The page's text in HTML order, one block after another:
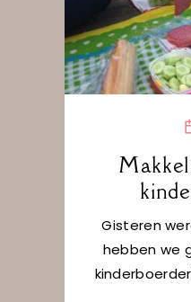
Gisteren
hebben we